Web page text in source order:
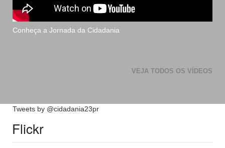
Conheça a Jornada da Cidadania
VEJA TODOS OS VÍDEOS
Tweets by @cidadania23pr
Flickr